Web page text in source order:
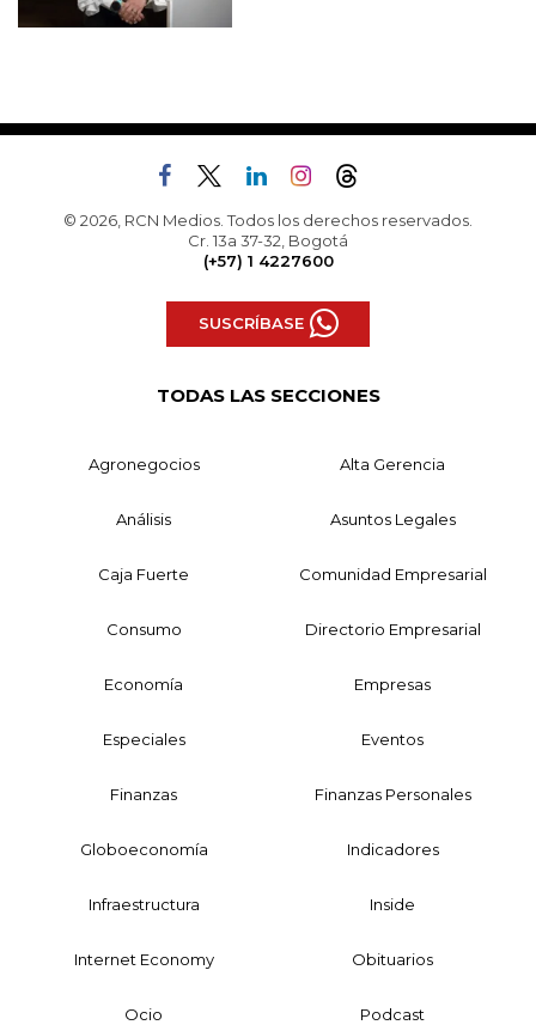
© 2026, RCN Medios. Todos los derechos reservados.
Cr. 13a 37-32, Bogotá
(+57) 1 4227600
SUSCRÍBASE
TODAS LAS SECCIONES
Agronegocios Alta Gerencia
Análisis Asuntos Legales
Caja Fuerte Comunidad Empresarial
Consumo Directorio Empresarial
Economía Empresas
Especiales Eventos
Finanzas Finanzas Personales
Globoeconomía Indicadores
Infraestructura Inside
Internet Economy Obituarios
Ocio Podcast